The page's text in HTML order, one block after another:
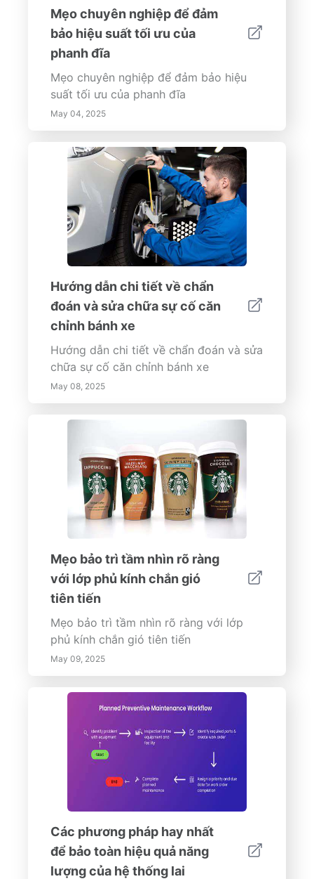
trường hợp khẩn cấp về rò rỉ. Bằng
cách ưu tiên phát hiện và quản lý rò rỉ
sớm, các chủ sở hữu tài sản có thể bảo
vệ đầu tư của họ, đảm bảo an toàn cho
người ở và đóng góp vào sự bền vững
của môi trường.
Mẹo chuyên nghiệp để đảm
bảo hiệu suất tối ưu của
phanh đĩa
Mẹo chuyên nghiệp để đảm bảo hiệu
suất tối ưu của phanh đĩa
May 04, 2025
Hướng dẫn chi tiết về chẩn
đoán và sửa chữa sự cố căn
chỉnh bánh xe
Hướng dẫn chi tiết về chẩn đoán và sửa
chữa sự cố căn chỉnh bánh xe
May 08, 2025
Mẹo bảo trì tầm nhìn rõ ràng
với lớp phủ kính chắn gió
tiên tiến
Mẹo bảo trì tầm nhìn rõ ràng với lớp
phủ kính chắn gió tiên tiến
May 09, 2025
Các phương pháp hay nhất
để bảo toàn hiệu quả năng
lượng của hệ thống lai